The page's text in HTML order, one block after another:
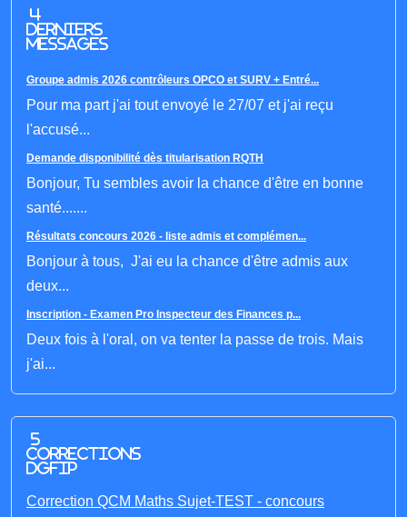
4
derniers
messages
Groupe admis 2026 contrôleurs OPCO et SURV + Entré...
Pour ma part j'ai tout envoyé le 27/07 et j'ai reçu
l'accusé...
Demande disponibilité dès titularisation RQTH
Bonjour, Tu sembles avoir la chance d'être en bonne
santé.......
Résultats concours 2026 - liste admis et complémen...
Bonjour à tous, J'ai eu la chance d'être admis aux
deux...
Inscription - Examen Pro Inspecteur des Finances p...
Deux fois à l'oral, on va tenter la passe de trois. Mais
j'ai...
5
corrections
DGFIP
Correction QCM Maths Sujet-TEST - concours